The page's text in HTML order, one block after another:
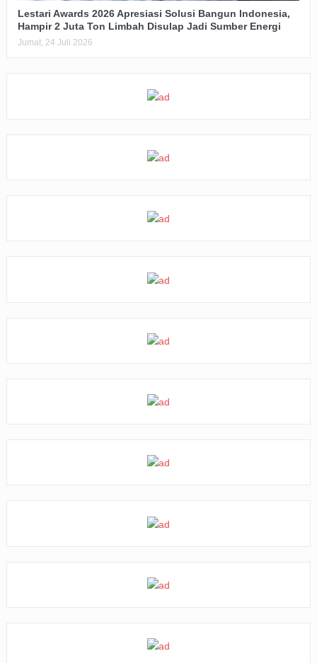
Lestari Awards 2026 Apresiasi Solusi Bangun Indonesia,
Hampir 2 Juta Ton Limbah Disulap Jadi Sumber Energi
Jumat, 24 Juli 2026